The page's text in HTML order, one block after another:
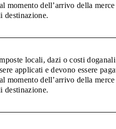
momento dell’arrivo della merce
destinazione.
locali, dazi o costi doganali
applicati e devono essere
momento dell’arrivo della merce
destinazione.